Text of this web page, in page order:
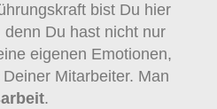
bist Du hier
Du hast nicht nur
eigenen Emotionen,
Mitarbeiter. Man
.